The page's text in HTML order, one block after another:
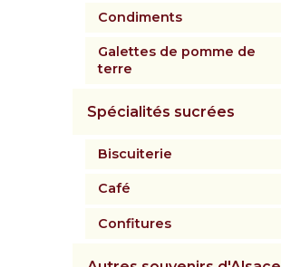
Condiments
Galettes de pomme de
terre
Spécialités sucrées
Biscuiterie
Café
Confitures